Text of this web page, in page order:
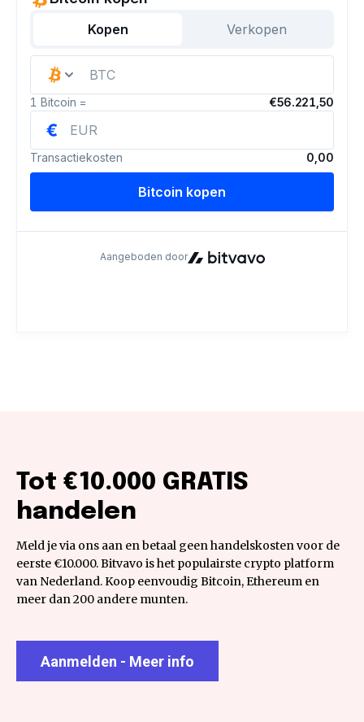
Tot €10.000 GRATIS
handelen
Meld je via ons aan en betaal geen handelskosten voor de
eerste €10.000. Bitvavo is het populairste crypto platform
van Nederland. Koop eenvoudig Bitcoin, Ethereum en
meer dan 200 andere munten.
Aanmelden - Meer info